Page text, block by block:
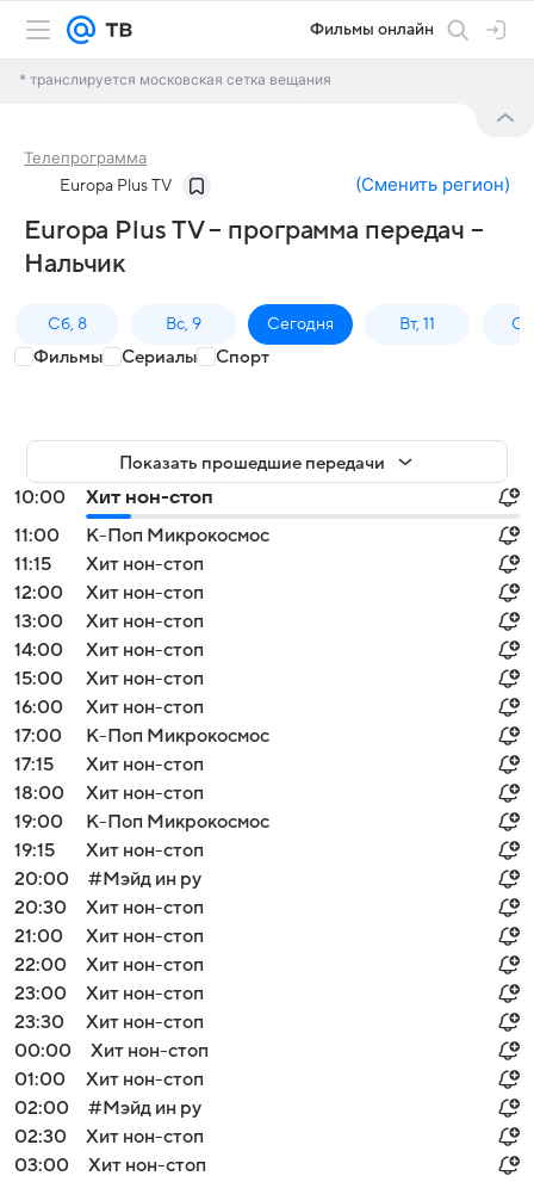
Фильмы онлайн
* транслируется московская сетка вещания
Телепрограмма
Europa Plus TV (Сменить регион)
Europa Plus TV – программа передач –
Нальчик
Сб, 8 Вс, 9 Сегодня Вт, 11
Фильмы Сериалы Спорт
Показать прошедшие передачи
10:00
Хит нон-стоп
11:00
К-Поп Микрокосмос
11:15
Хит нон-стоп
12:00
Хит нон-стоп
13:00
Хит нон-стоп
14:00
Хит нон-стоп
15:00
Хит нон-стоп
16:00
Хит нон-стоп
17:00
К-Поп Микрокосмос
17:15
Хит нон-стоп
18:00
Хит нон-стоп
19:00
К-Поп Микрокосмос
19:15
Хит нон-стоп
20:00
#Мэйд ин ру
20:30
Хит нон-стоп
21:00
Хит нон-стоп
22:00
Хит нон-стоп
23:00
Хит нон-стоп
23:30
Хит нон-стоп
00:00
Хит нон-стоп
01:00
Хит нон-стоп
02:00
#Мэйд ин ру
02:30
Хит нон-стоп
03:00
Хит нон-стоп